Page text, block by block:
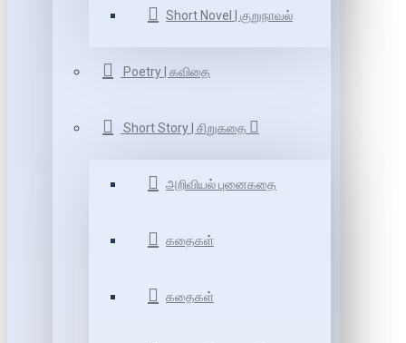
Short Novel | குறுநாவல்
Poetry | கவிதை
Short Story | சிறுகதை
அறிவியல் புனைகதை
கதைகள்
கதைகள்